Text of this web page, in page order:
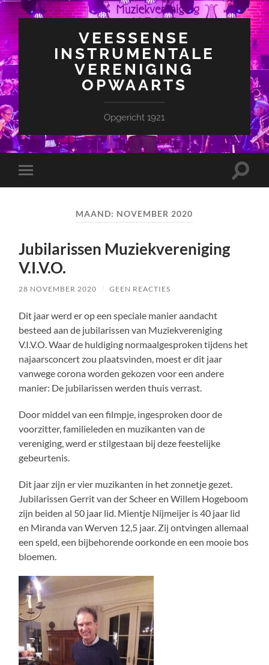
VEESSENSE
INSTRUMENTALE
VERENIGING
OPWAARTS
Opgericht 1921
Toggle
mobiel
Toggle
MAAND: NOVEMBER 2020
Jubilarissen Muziekvereniging
V.I.V.O.
28 NOVEMBER 2020 / GEEN REACTIES
Dit jaar werd er op een speciale manier aandacht
besteed aan de jubilarissen van Muziekvereniging
V.I.V.O. Waar de huldiging normaalgesproken tijdens het
najaarsconcert zou plaatsvinden, moest er dit jaar
vanwege corona worden gekozen voor een andere
manier: De jubilarissen werden thuis verrast.
Door middel van een filmpje, ingesproken door de
voorzitter, familieleden en muzikanten van de
vereniging, werd er stilgestaan bij deze feestelijke
gebeurtenis.
Dit jaar zijn er vier muzikanten in het zonnetje gezet.
Jubilarissen Gerrit van der Scheer en Willem Hogeboom
zijn beiden al 50 jaar lid. Mientje Nijmeijer is 40 jaar lid
en Miranda van Werven 12,5 jaar. Zij ontvingen allemaal
een speld, een bijbehorende oorkonde en een mooie bos
bloemen.